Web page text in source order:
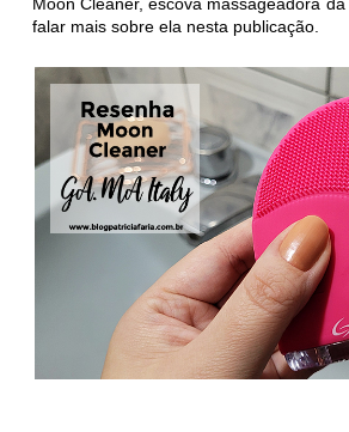
Moon Cleaner, escova massageadora da
falar mais sobre ela nesta publicação.